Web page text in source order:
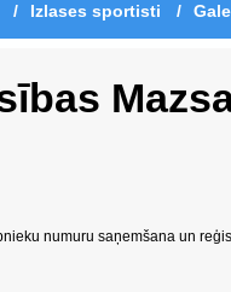
/ Izlases sportisti /
numuru saņemšana un